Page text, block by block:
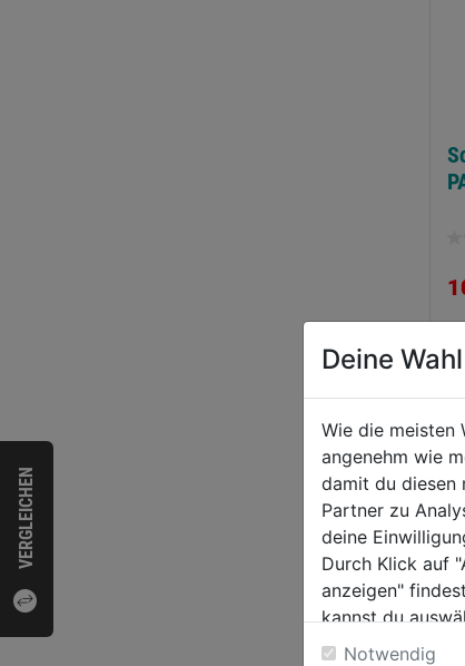
VERGLEICHEN
Deine
Wie die meisten
angenehm wie
damit du diesen
Partner zu
deine
Durch Klick auf
anzeigen"
kannst du
Weitere
Notwendig